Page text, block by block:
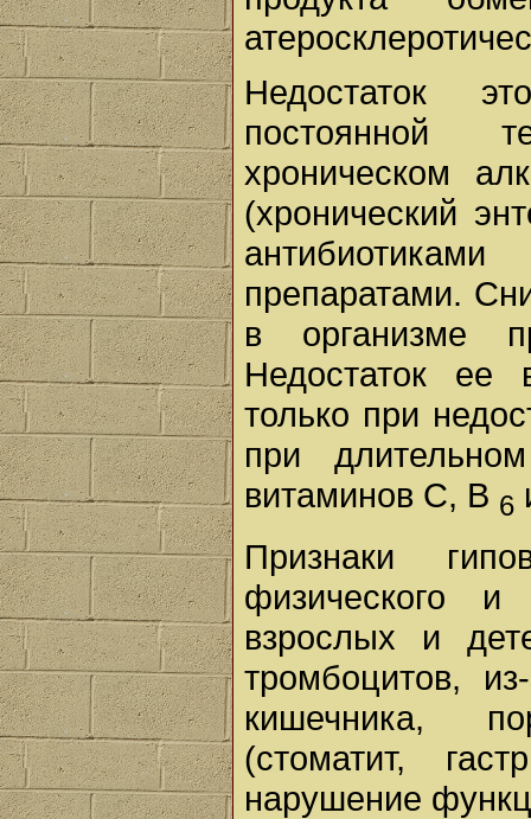
Недостаток
постоянной
хроническом
(хронический
препаратами.
в организме
Недостаток ее
только при
при
витаминов С, В 6
Признаки
физического и
взрослых и
тромбоцитов,
кишечника,
(стоматит,
нарушение